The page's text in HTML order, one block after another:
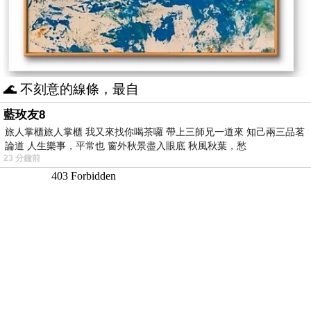
🌊 不刻意的線條，最自
藍玫友8
旅人掌櫃旅人掌櫃 我又來找你喝茶囉 帶上三師兄一道來 知己兩三品茗
論道 人生樂事，平常也 窗外秋景盡入眼底 秋風秋葉，愁
23 分鐘前